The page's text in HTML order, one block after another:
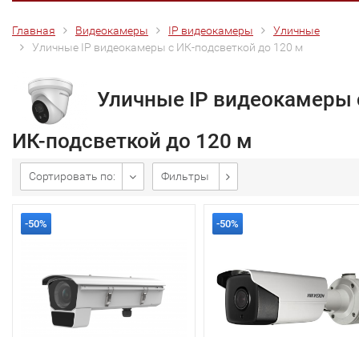
Главная Видеокамеры IP видеокамеры
Уличные
Уличные IP видеокамеры с ИК-подсветкой до 120 м
Уличные IP видеокамеры
ИК-подсветкой до 120 м
Сортировать по: Фильтры
-50% -50%